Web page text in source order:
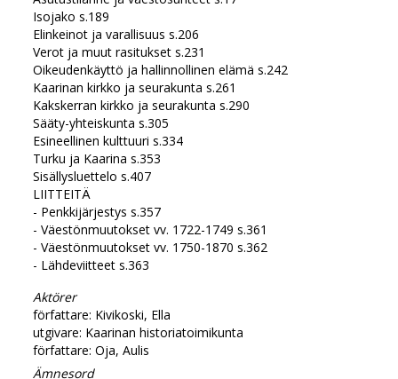
Isojako s.189
Elinkeinot ja varallisuus s.206
Verot ja muut rasitukset s.231
Oikeudenkäyttö ja hallinnollinen elämä s.242
Kaarinan kirkko ja seurakunta s.261
Kakskerran kirkko ja seurakunta s.290
Sääty-yhteiskunta s.305
Esineellinen kulttuuri s.334
Turku ja Kaarina s.353
Sisällysluettelo s.407
LIITTEITÄ
- Penkkijärjestys s.357
- Väestönmuutokset vv. 1722-1749 s.361
- Väestönmuutokset vv. 1750-1870 s.362
- Lähdeviitteet s.363
Aktörer
författare: Kivikoski, Ella
utgivare: Kaarinan historiatoimikunta
författare: Oja, Aulis
Ämnesord